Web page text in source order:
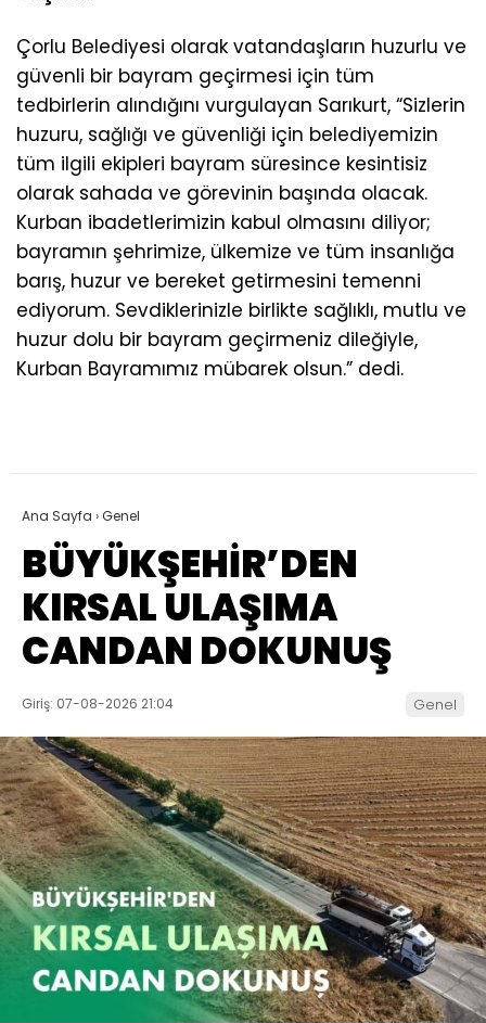
Çorlu Belediyesi olarak vatandaşların huzurlu ve
güvenli bir bayram geçirmesi için tüm
tedbirlerin alındığını vurgulayan Sarıkurt, “Sizlerin
huzuru, sağlığı ve güvenliği için belediyemizin
tüm ilgili ekipleri bayram süresince kesintisiz
olarak sahada ve görevinin başında olacak.
Kurban ibadetlerimizin kabul olmasını diliyor;
bayramın şehrimize, ülkemize ve tüm insanlığa
barış, huzur ve bereket getirmesini temenni
ediyorum. Sevdiklerinizle birlikte sağlıklı, mutlu ve
huzur dolu bir bayram geçirmeniz dileğiyle,
Kurban Bayramımız mübarek olsun.” dedi.
Ana Sayfa ›Genel
BÜYÜKŞEHİR’DEN
KIRSAL ULAŞIMA
CANDAN DOKUNUŞ
Giriş: 07-08-2026 21:04 Genel